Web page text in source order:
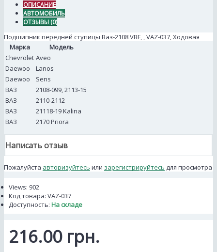
ОПИСАНИЕ
АВТОМОБИЛЬ
ОТЗЫВЫ (0)
Подшипник передней ступицы Ваз-2108 VBF, , VAZ-037, Ходовая
Марка
Модель
Chevrolet Aveo
Daewoo
Lanos
Daewoo
Sens
ВАЗ
2108-099, 2113-15
ВАЗ
2110-2112
ВАЗ
21118-19 Kalina
ВАЗ
2170 Priora
Написать отзыв
Пожалуйста авторизуйтесь или зарегистрируйтесь для просмотра
Views: 902
Код товара: VAZ-037
Доступность: На складе
216.00 грн.